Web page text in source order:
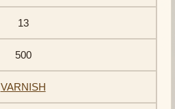
13
500
VARNISH